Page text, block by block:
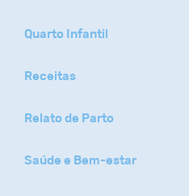
Quarto Infantil
Receitas
Relato de Parto
Saúde e Bem-estar